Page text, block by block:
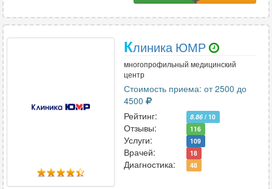
Клиника ЮМР
многопрофильный медицинский
центр
Стоимость приема: от 2500 до
4500
Рейтинг:
8.86 / 10
Отзывы: 116
Услуги: 109
Врачей: 18
Диагностика: 48